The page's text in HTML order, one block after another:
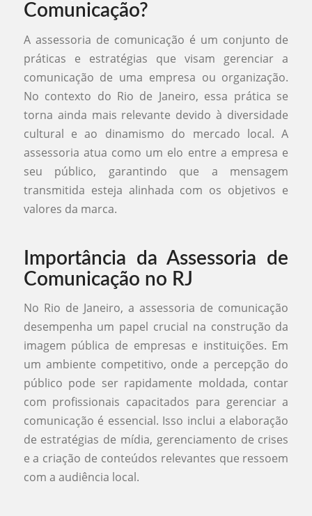
Comunicação?
A assessoria de comunicação é um conjunto de
práticas e estratégias que visam gerenciar a
comunicação de uma empresa ou organização.
No contexto do Rio de Janeiro, essa prática se
torna ainda mais relevante devido à diversidade
cultural e ao dinamismo do mercado local. A
assessoria atua como um elo entre a empresa e
seu público, garantindo que a mensagem
transmitida esteja alinhada com os objetivos e
valores da marca.
Importância da Assessoria de
Comunicação no RJ
No Rio de Janeiro, a assessoria de comunicação
desempenha um papel crucial na construção da
imagem pública de empresas e instituições. Em
um ambiente competitivo, onde a percepção do
público pode ser rapidamente moldada, contar
com profissionais capacitados para gerenciar a
comunicação é essencial. Isso inclui a elaboração
de estratégias de mídia, gerenciamento de crises
e a criação de conteúdos relevantes que ressoem
com a audiência local.